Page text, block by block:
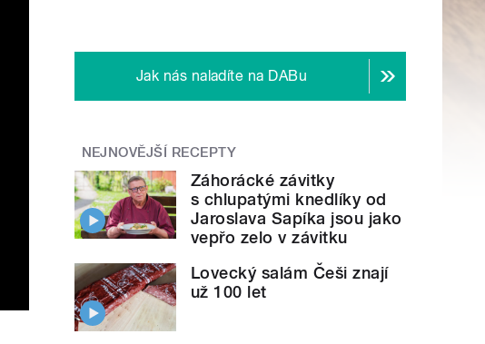
Jak nás naladíte na DABu
NEJNOVĚJŠÍ RECEPTY
Záhorácké závitky
s chlupatými knedlíky od
Jaroslava Sapíka jsou jako
vepřo zelo v závitku
Lovecký salám Češi znají
už 100 let